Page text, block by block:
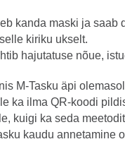
kanda maski ja saab
kiriku ukselt.
hajutatuse nõue,
M-Tasku äpi
ka ilma QR-koodi
kuigi ka seda
kaudu annetamine